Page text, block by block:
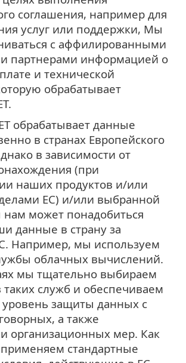
соглашения, например для
услуг или поддержки, Мы
с аффилированными
партнерами информацией о
и технической
обрабатывает
обрабатывает данные
в странах Европейского
в зависимости от
(при
наших продуктов и/или
ЕС) и/или выбранной
может понадобиться
данные в страну за
Например, мы используем
облачных вычислений.
мы тщательно выбираем
служб и обеспечиваем
защиты данных с
а также
организационных мер. Как
стандартные